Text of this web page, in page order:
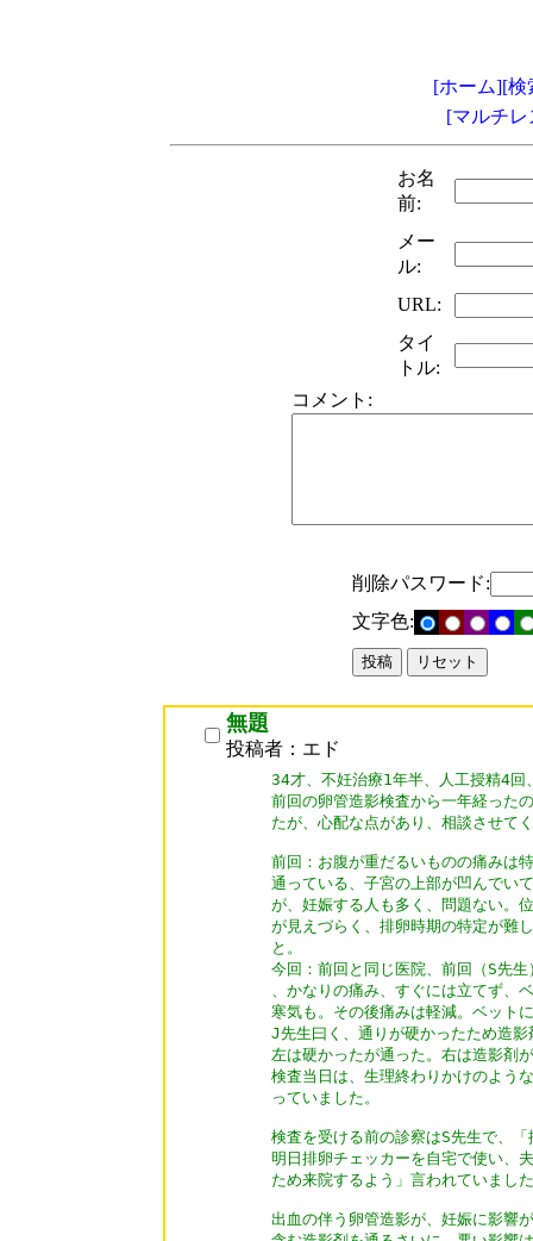
[ホーム][検
[マルチ
お名
前:
メー
ル:
URL:
タイ
トル:
コメント:
削除パスワード:
文字色:
無題
投稿者：エド
34才、不妊治療1年半、人工授精4回
前回の卵管造影検査から一年経った
たが、心配な点があり、相談させて
前回：お腹が重だるいものの痛みは
通っている、子宮の上部が凹んでい
が、妊娠する人も多く、問題ない。
が見えづらく、排卵時期の特定が難
と。
今回：前回と同じ医院、前回（S先
、かなりの痛み、すぐには立てず、
寒気も。その後痛みは軽減。ベット
J先生曰く、通りが硬かったため造
左は硬かったが通った。右は造影剤
検査当日は、生理終わりかけのよう
っていました。
検査を受ける前の診察はS先生で、
明日排卵チェッカーを自宅で使い、
ため来院するよう」言われていまし
出血の伴う卵管造影が、妊娠に影響